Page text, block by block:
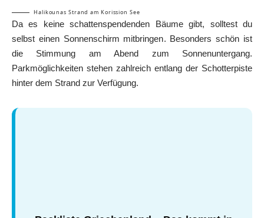
Halikounas Strand am Korission See
Da es keine schattenspendenden Bäume gibt, solltest du
selbst einen Sonnenschirm mitbringen. Besonders schön ist
die Stimmung am Abend zum Sonnenuntergang.
Parkmöglichkeiten stehen zahlreich entlang der Schotterpiste
hinter dem Strand zur Verfügung.